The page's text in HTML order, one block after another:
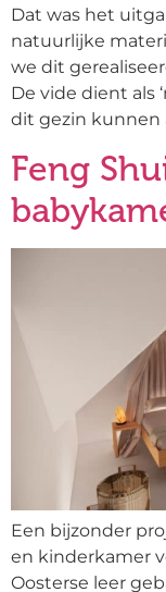
Dat was het
natuurlijke
we dit
De vide dient als
dit gezin kunnen
Feng
Een bijzonder
en kinderkamer
Oosterse leer